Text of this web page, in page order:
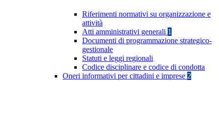
Riferimenti normativi su organizzazione e
attività
Atti amministrativi generali 1
Documenti di programmazione strategico-
gestionale
Statuti e leggi regionali
Codice disciplinare e codice di condotta
Oneri informativi per cittadini e imprese 2